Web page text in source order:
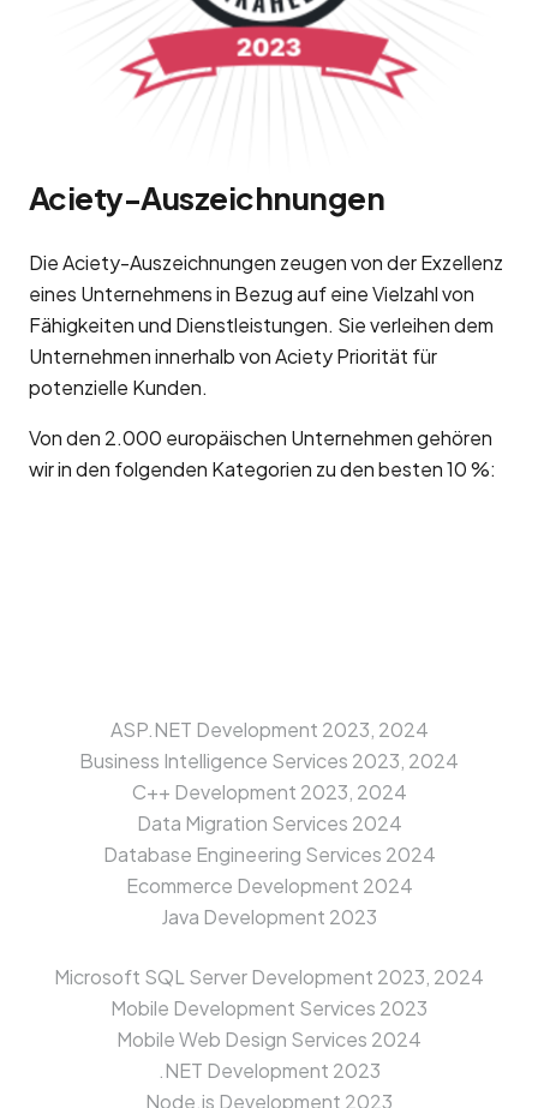
Aciety-Auszeichnungen
Die Aciety-Auszeichnungen zeugen von der Exzellenz
eines Unternehmens in Bezug auf eine Vielzahl von
Fähigkeiten und Dienstleistungen. Sie verleihen dem
Unternehmen innerhalb von Aciety Priorität für
potenzielle Kunden.
Von den 2.000 europäischen Unternehmen gehören
wir in den folgenden Kategorien zu den besten 10 %:
ASP.NET Development 2023, 2024
Business Intelligence Services 2023, 2024
C++ Development 2023, 2024
Data Migration Services 2024
Database Engineering Services 2024
Ecommerce Development 2024
Java Development 2023
Microsoft SQL Server Development 2023, 2024
Mobile Development Services 2023
Mobile Web Design Services 2024
.NET Development 2023
Node.js Development 2023